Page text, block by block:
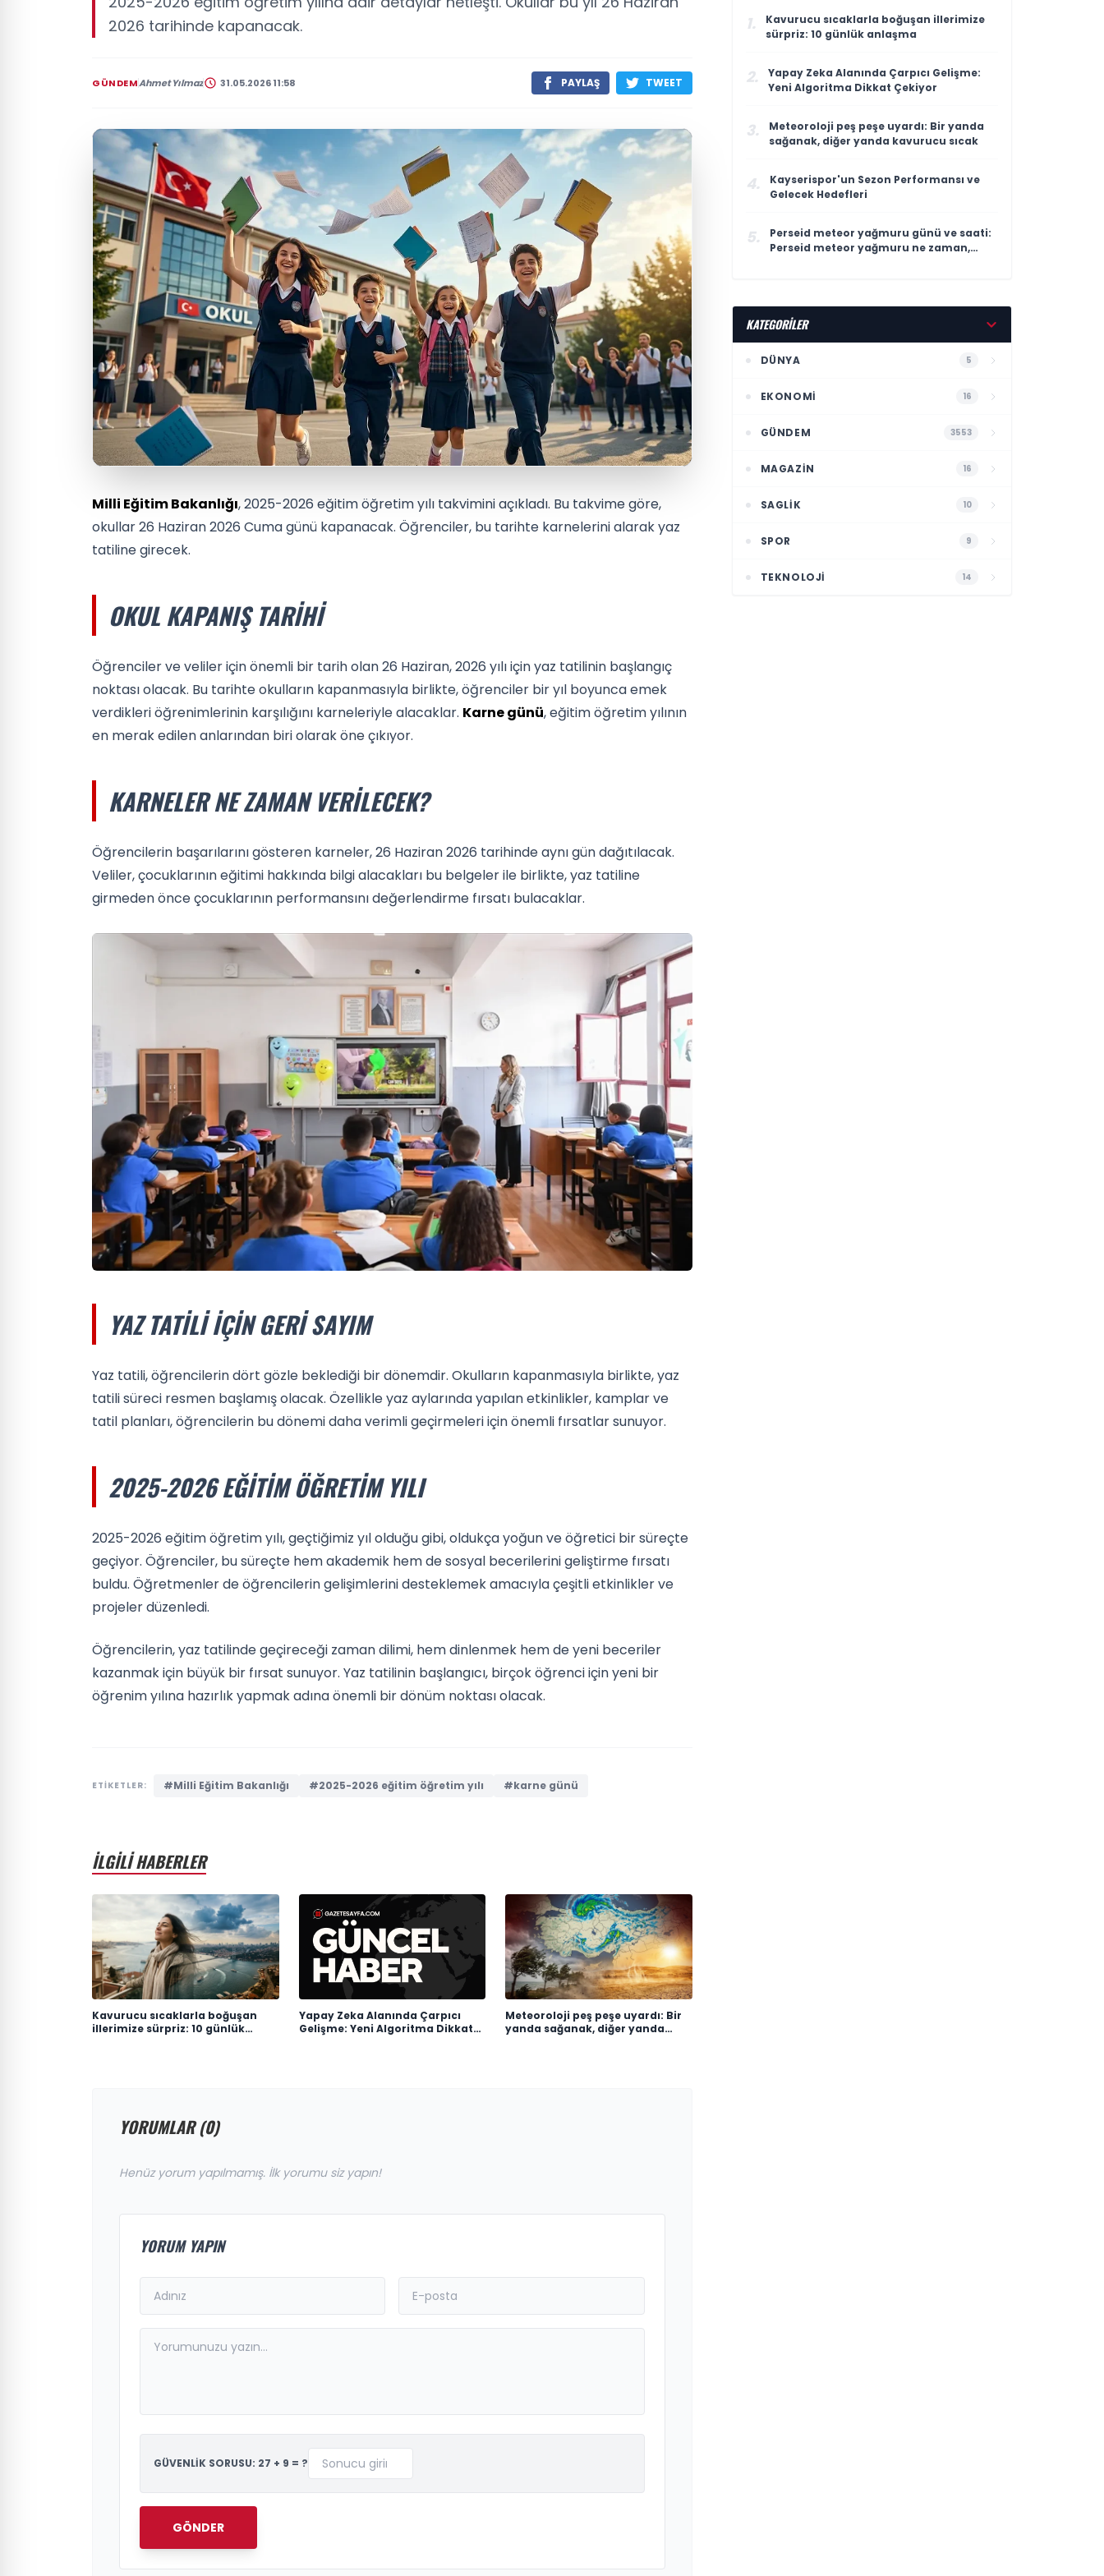
2026 tarihinde kapanacak.
GÜNDEMAhmet Yılmaz 31.05.2026 11:58 PAYLAŞ TWEET
Milli Eğitim Bakanlığı, 2025-2026 eğitim öğretim yılı takvimini açıkladı. Bu takvime göre,
okullar 26 Haziran 2026 Cuma günü kapanacak. Öğrenciler, bu tarihte karnelerini alarak yaz
tatiline girecek.
OKUL KAPANIŞ TARIHI
Öğrenciler ve veliler için önemli bir tarih olan 26 Haziran, 2026 yılı için yaz tatilinin başlangıç
noktası olacak. Bu tarihte okulların kapanmasıyla birlikte, öğrenciler bir yıl boyunca emek
verdikleri öğrenimlerinin karşılığını karneleriyle alacaklar. Karne günü, eğitim öğretim yılının
en merak edilen anlarından biri olarak öne çıkıyor.
KARNELER NE ZAMAN VERILECEK?
Öğrencilerin başarılarını gösteren karneler, 26 Haziran 2026 tarihinde aynı gün dağıtılacak.
Veliler, çocuklarının eğitimi hakkında bilgi alacakları bu belgeler ile birlikte, yaz tatiline
girmeden önce çocuklarının performansını değerlendirme fırsatı bulacaklar.
YAZ TATILI İÇIN GERI SAYIM
Yaz tatili, öğrencilerin dört gözle beklediği bir dönemdir. Okulların kapanmasıyla birlikte, yaz
tatili süreci resmen başlamış olacak. Özellikle yaz aylarında yapılan etkinlikler, kamplar ve
tatil planları, öğrencilerin bu dönemi daha verimli geçirmeleri için önemli fırsatlar sunuyor.
2025-2026 EĞITIM ÖĞRETIM YILI
2025-2026 eğitim öğretim yılı, geçtiğimiz yıl olduğu gibi, oldukça yoğun ve öğretici bir süreçte
geçiyor. Öğrenciler, bu süreçte hem akademik hem de sosyal becerilerini geliştirme fırsatı
buldu. Öğretmenler de öğrencilerin gelişimlerini desteklemek amacıyla çeşitli etkinlikler ve
projeler düzenledi.
Öğrencilerin, yaz tatilinde geçireceği zaman dilimi, hem dinlenmek hem de yeni beceriler
kazanmak için büyük bir fırsat sunuyor. Yaz tatilinin başlangıcı, birçok öğrenci için yeni bir
öğrenim yılına hazırlık yapmak adına önemli bir dönüm noktası olacak.
ETİKETLER: #Milli Eğitim Bakanlığı #2025-2026 eğitim öğretim yılı #karne günü
İLGİLİ HABERLER
Kavurucu sıcaklarla boğuşan
illerimize sürpriz: 10 günlük
Yapay Zeka Alanında Çarpıcı
Gelişme: Yeni Algoritma Dikkat
Meteoroloji peş peşe uyardı: Bir
yanda sağanak, diğer yanda
YORUMLAR (0)
Henüz yorum yapılmamış. İlk yorumu siz yapın!
YORUM YAPIN
GÜVENLİK SORUSU: 27 + 9 = ?
GÖNDER
1.
Kavurucu sıcaklarla boğuşan illerimize
sürpriz: 10 günlük anlaşma
2.
Yapay Zeka Alanında Çarpıcı Gelişme:
Yeni Algoritma Dikkat Çekiyor
3.
Meteoroloji peş peşe uyardı: Bir yanda
sağanak, diğer yanda kavurucu sıcak
4.
Kayserispor'un Sezon Performansı ve
Gelecek Hedefleri
5.
Perseid meteor yağmuru günü ve saati:
Perseid meteor yağmuru ne zaman,
KATEGORİLER
DÜNYA 5
EKONOMI 16
GÜNDEM 3553
MAGAZIN 16
SAGLIK 10
SPOR 9
TEKNOLOJI 14